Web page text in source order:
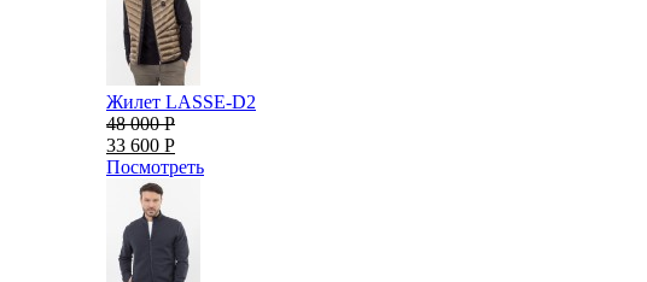
Жилет LASSE-D2
48 000 Р
33 600 Р
Посмотреть